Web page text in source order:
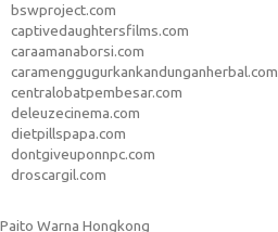
bswproject.com
captivedaughtersfilms.com
caraamanaborsi.com
caramenggugurkankandunganherbal.com
centralobatpembesar.com
deleuzecinema.com
dietpillspapa.com
dontgiveuponnpc.com
droscargil.com
Paito Warna Hongkong